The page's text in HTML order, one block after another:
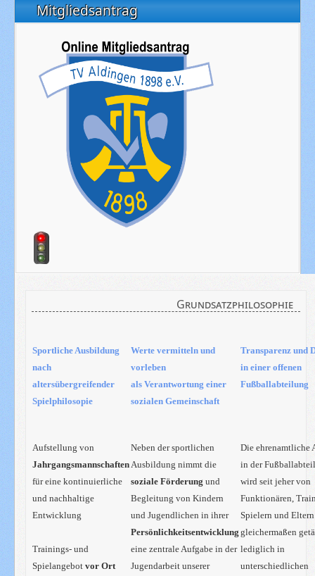
Mitgliedsantrag
Grundsatzphilosophie
Sportliche Ausbildung
nach
altersübergreifender
Spielphilosopie
Werte vermitteln und
vorleben
als Verantwortung einer
sozialen Gemeinschaft
Transparenz und
in einer offenen
Fußballabteilung
Aufstellung von
Jahrgangsmannschaften
für eine kontinuierliche
und nachhaltige
Entwicklung
Trainings- und
Spielangebotvor Ort
Neben der sportlichen
Ausbildung nimmt die
soziale Förderung und
Begleitung von Kindern
und Jugendlichen in ihrer
Persönlichkeitsentwicklung
eine zentrale Aufgabe in der
Jugendarbeit unserer
Die ehrenamtliche
in der
wird seitjeher von
Funktionären,
Spielern und Eltern
gleichermaßen
lediglich in
unterschiedlichen